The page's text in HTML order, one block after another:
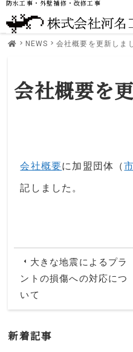
防水工事・外壁補修・改修工事
NEWS 会社概要を更新しま
会社概要を
会社概要に加盟団体（
記しました。
大きな地震によるプラ
ントの損傷への対応につ
いて
新着記事